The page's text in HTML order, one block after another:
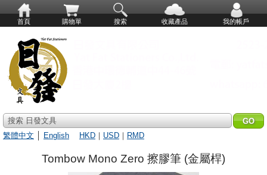
首頁 購物單 搜索 收藏產品 我的帳戶
搜索 日發文具
繁體中文
English HKD ｜ USD ｜ RMD
Tombow Mono Zero 擦膠筆 (金屬桿)